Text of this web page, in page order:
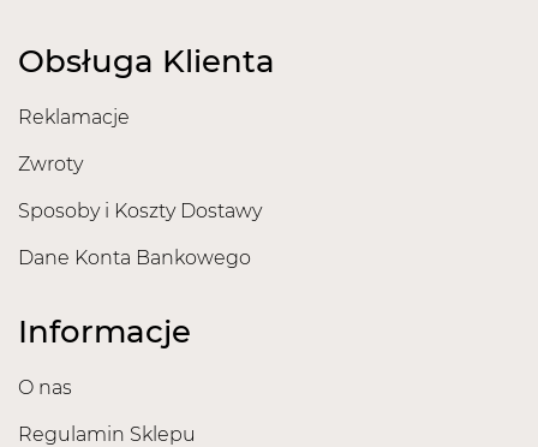
Obsługa Klienta
Reklamacje
Zwroty
Sposoby i Koszty Dostawy
Dane Konta Bankowego
Informacje
O nas
Regulamin Sklepu